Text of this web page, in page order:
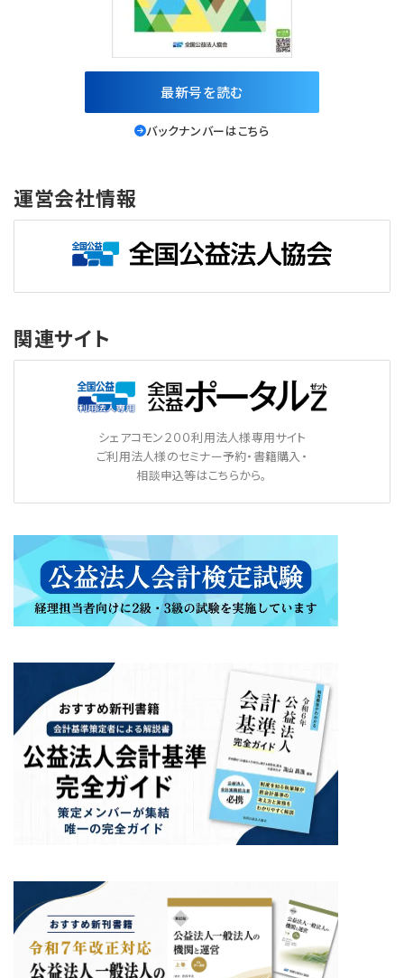
最新号を読む
バックナンバーはこちら
運営会社情報
関連サイト
シェアコモン２００利用法人様専用サイト
ご利用法人様のセミナー予約・書籍購入・
相談申込等はこちらから。